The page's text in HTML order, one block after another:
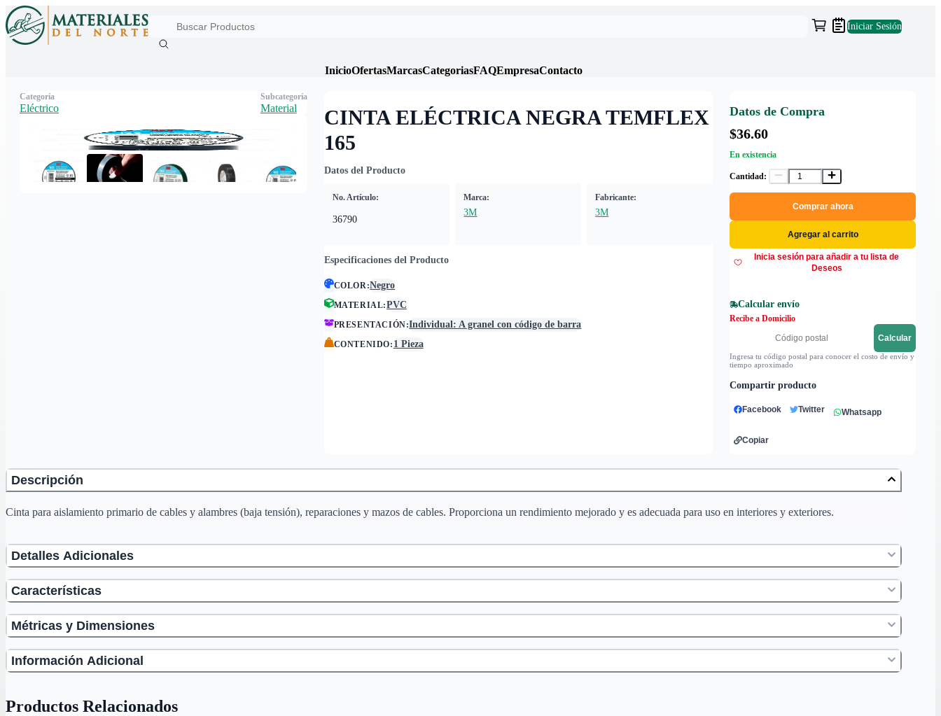
Iniciar Sesión
InicioOfertasMarcasCategoriasFAQEmpresaContacto
CINTA ELÉCTRICA NEGRA TEMFLEX
165
Datos del Producto
No. Artículo:
36790
Marca:
3M
Fabricante:
3M
Especificaciones del Producto
COLOR:Negro
MATERIAL:PVC
PRESENTACIÓN:Individual: A granel con código de barra
CONTENIDO: 1 Pieza
Datos de Compra
$36.60
En existencia
Cantidad:
Comprar ahora
Agregar al carrito
Inicia sesión para añadir a tu lista de
Deseos
Calcular envío
Recibe a Domicilio
Calcular
Ingresa tu código postal para conocer el costo de envío y
tiempo aproximado
Compartir producto
Facebook Twitter Whatsapp
Copiar
Categoría
Eléctrico
Subcategoría
Material
Descripción
Cinta para aislamiento primario de cables y alambres (baja tensión), reparaciones y mazos de cables. Proporciona un rendimiento mejorado y es adecuada para uso en interiores y exteriores.
Detalles Adicionales
Características
Métricas y Dimensiones
Información Adicional
Productos Relacionados